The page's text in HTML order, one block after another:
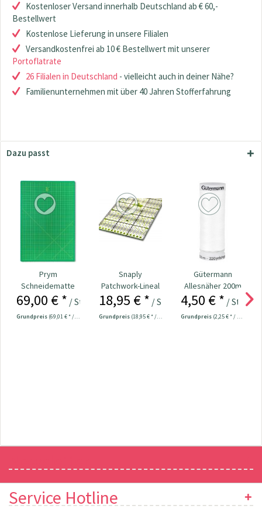
Kostenloser Versand innerhalb Deutschland ab € 60,-
Bestellwert
Kostenlose Lieferung in unsere Filialen
Versandkostenfrei ab 10 € Bestellwert mit unserer
Portoflatrate
26 Filialen in Deutschland - vielleicht auch in deiner Nähe?
Familienunternehmen mit über 40 Jahren Stofferfahrung
Dazu passt
Prym
Schneidematte
cm/inch-
Einteilung 90 x
60...
69,00 € * / Stück
Grundpreis (69,01 € * / 1 Stück)
Snaply
Patchwork-Lineal
60 x 15 cm
18,95 € * / Stück
Grundpreis (18,95 € * / 1 Stück)
Gütermann
Allesnäher 200m
Fb. 800 - weiß
4,50 € * / Stück
Grundpreis (2,25 € * / 100 Meter)
Service Hotline